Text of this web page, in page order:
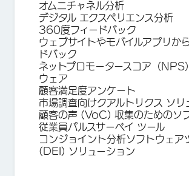
オムニチャネル分析
デジタル エクスペリエンス分析
360度フィードバック
ウェブサイトやモバイルアプリか
ドバック
ネットプロモータースコア（NPS
ウェア
顧客満足度アンケート
市場調査向けクアルトリクス ソリ
顧客の声 (VoC) 収集のためのソ
従業員パルスサーベイ ツール
コンジョイント分析ソフトウェア
(DEI) ソリューション